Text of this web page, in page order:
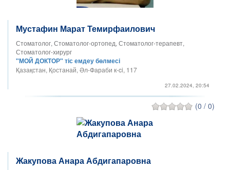
Мустафин Марат Темирфаилович
Стоматолог, Стоматолог-ортопед, Стоматолог-терапевт,
Стоматолог-хирург
"МОЙ ДОКТОР" тіс емдеу бөлмесі
Қазақстан, Қостанай, Әл-Фараби к-ci, 117
27.02.2024, 20:54
(0 / 0)
Жакупова Анара Абдигапаровна